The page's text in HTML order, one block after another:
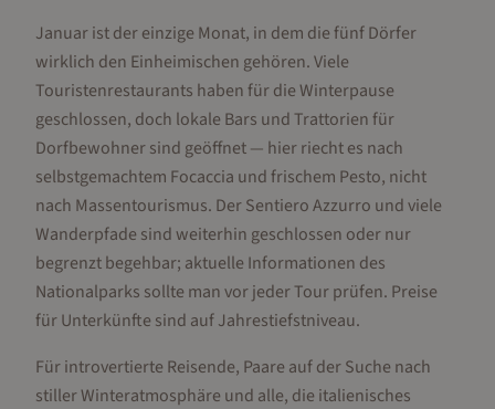
Januar ist der einzige Monat, in dem die fünf Dörfer
wirklich den Einheimischen gehören. Viele
Touristenrestaurants haben für die Winterpause
geschlossen, doch lokale Bars und Trattorien für
Dorfbewohner sind geöffnet — hier riecht es nach
selbstgemachtem Focaccia und frischem Pesto, nicht
nach Massentourismus. Der Sentiero Azzurro und viele
Wanderpfade sind weiterhin geschlossen oder nur
begrenzt begehbar; aktuelle Informationen des
Nationalparks sollte man vor jeder Tour prüfen. Preise
für Unterkünfte sind auf Jahrestiefstniveau.
Für introvertierte Reisende, Paare auf der Suche nach
stiller Winteratmosphäre und alle, die italienisches